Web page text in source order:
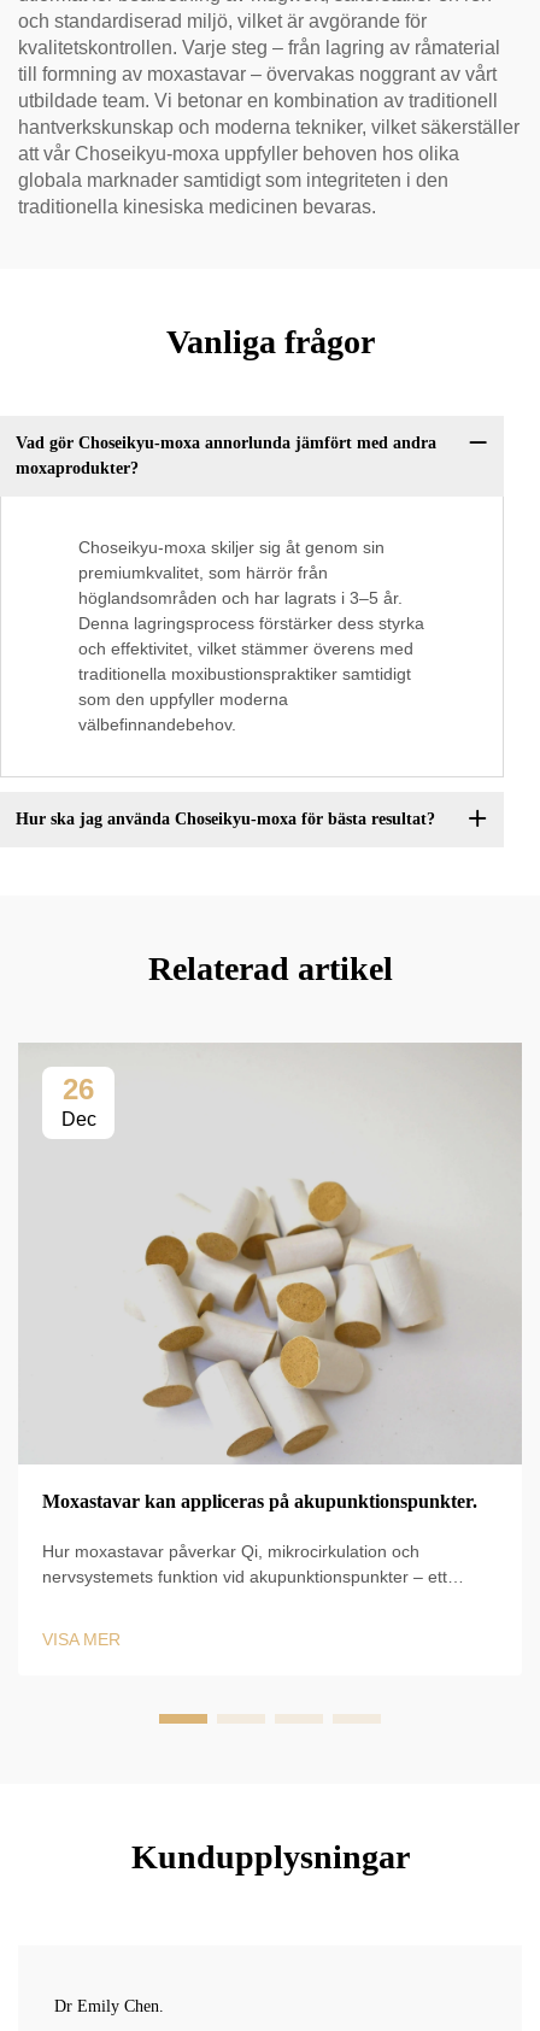
och standardiserad miljö, vilket är avgörande för
kvalitetskontrollen. Varje steg – från lagring av råmaterial
till formning av moxastavar – övervakas noggrant av vårt
utbildade team. Vi betonar en kombination av traditionell
hantverkskunskap och moderna tekniker, vilket säkerställer
att vår Choseikyu-moxa uppfyller behoven hos olika
globala marknader samtidigt som integriteten i den
traditionella kinesiska medicinen bevaras.
Vanliga frågor
Vad gör Choseikyu-moxa annorlunda jämfört med andra
moxaprodukter?
Choseikyu-moxa skiljer sig åt genom sin
premiumkvalitet, som härrör från
höglandsområden och har lagrats i 3–5 år.
Denna lagringsprocess förstärker dess styrka
och effektivitet, vilket stämmer överens med
traditionella moxibustionspraktiker samtidigt
som den uppfyller moderna
välbefinnandebehov.
Hur ska jag använda Choseikyu-moxa för bästa resultat?
Relaterad artikel
26
Dec
Moxastavar kan appliceras på akupunktionspunkter.
Hur moxastavar påverkar Qi, mikrocirkulation och
nervsystemets funktion vid akupunktionspunkter – ett
VISA MER
Kundupplysningar
Dr Emily Chen.